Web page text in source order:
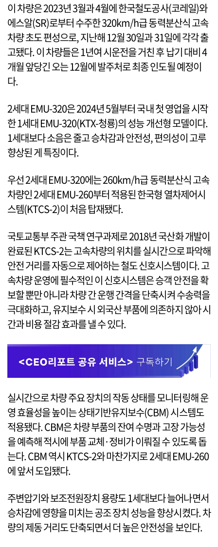
이 차량은 2023년 3월과 4월에 한국철도공사(코레일)와
에스알(SR)로부터 수주한 320km/h급 동력분산식 고속
차량 초도 편성으로, 지난해 12월 30일과 31일에 각각 출
고됐다. 이 차량들은 1년여 시운전을 거친 후 납기 대비 4
개월 앞당긴 오는 12월에 발주처로 최종 인도될 예정이
다.
2세대 EMU-320은 2024년 5월부터 국내 첫 영업을 시작
한 1세대 EMU-320(KTX-청룡)의 성능 개선형 모델이다.
1세대보다 소음은 줄고 승차감과 안전성, 편의성이 고루
향상된 게 특징이다.
우선 2세대 EMU-320에는 260km/h급 동력분산식 고속
차량인 2세대 EMU-260부터 적용된 한국형 열차제어시
스템(KTCS-2)이 처음 탑재됐다.
국토교통부 주관 국책 연구과제로 2018년 국산화 개발이
완료된 KTCS-2는 고속차량의 위치를 실시간으로 파악해
안전 거리를 자동으로 제어하는 철도 신호시스템이다. 고
속차량 운영에 필수적인 이 신호시스템은 승객 안전을 확
보할 뿐만 아니라 차량 간 운행 간격을 단축시켜 수송력을
극대화하고, 유지보수 시 외국산 부품에 의존하지 않아 시
간과 비용 절감 효과를 낼 수 있다.
실시간으로 차량 주요 장치의 작동 상태를 모니터링해 운
영 효율성을 높이는 상태기반유지보수(CBM) 시스템도
적용됐다. CBM은 차량 부품의 잔여 수명과 고장 가능성
을 예측해 적시에 부품 교체·정비가 이뤄질 수 있도록 돕
는다. CBM 역시 KTCS-2와 마찬가지로 2세대 EMU-260
에 앞서 도입됐다.
주변압기와 보조전원장치 용량도 1세대보다 늘어나면서
승차감에 영향을 미치는 공조 장치 성능을 향상시켰다. 차
량의 제동 거리도 단축되면서 더 높은 안전성을 보인다.